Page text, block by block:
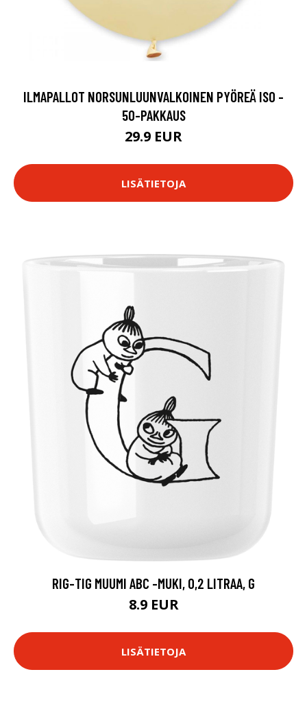
ILMAPALLOT NORSUNLUUNVALKOINEN PYÖREÄ ISO -
50-PAKKAUS
29.9 EUR
LISÄTIETOJA
RIG-TIG MUUMI ABC -MUKI, 0,2 LITRAA, G
8.9 EUR
LISÄTIETOJA